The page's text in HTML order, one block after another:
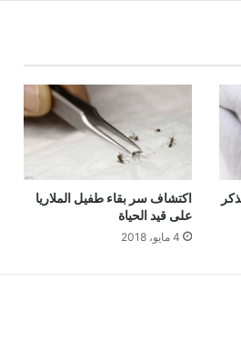
تتذكر
اكتشاف سر بقاء طفيل الملاريا
على قيد الحياة
4 مايو، 2018